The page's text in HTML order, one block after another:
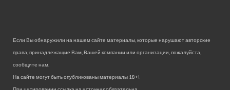
Если Вы обнаружили на нашем сайте материалы, которые нарушают авторские
права, принадлежащие Вам, Вашей компании или организации, пожалуйста,
сообщите нам.
На сайте могут быть опубликованы материалы 18+!